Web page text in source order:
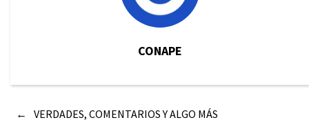
CONAPE
←
VERDADES, COMENTARIOS Y ALGO MÁS